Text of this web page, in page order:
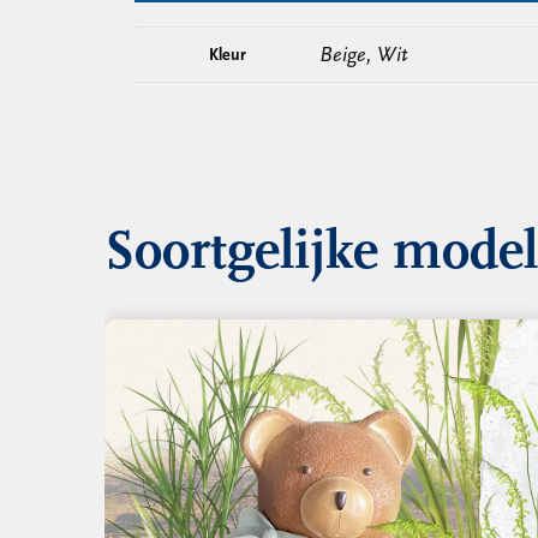
Kleur Beige, Wit
Soortgelijke